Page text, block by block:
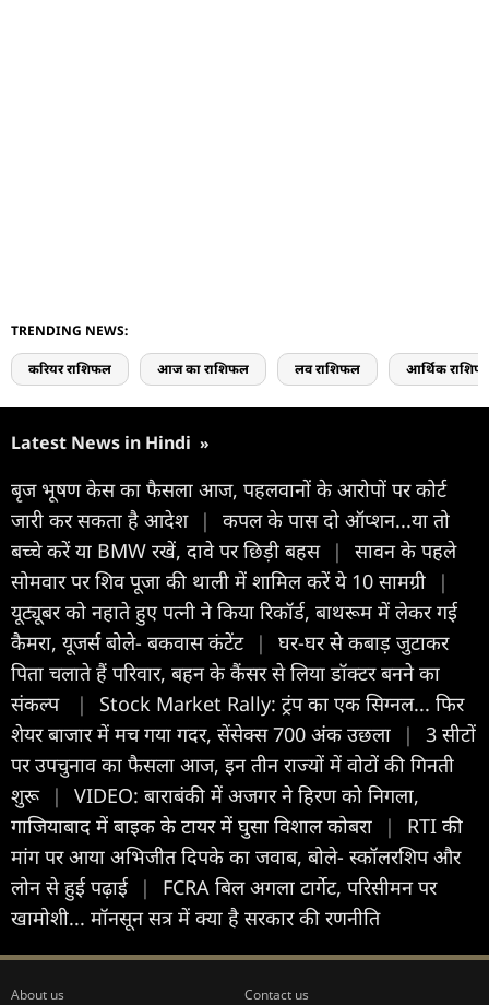
TRENDING NEWS:
करियर राशिफल आज का राशिफल लव राशिफल आर्थिक
Latest News in Hindi »
बृज भूषण केस का फैसला आज, पहलवानों के आरोपों पर कोर्ट
जारी कर सकता है आदेश |
कपल के पास दो ऑप्शन...या तो
बच्चे करें या BMW रखें, दावे पर छिड़ी बहस |
सावन के पहले
सोमवार पर शिव पूजा की थाली में शामिल करें ये 10 सामग्री
|
यूट्यूबर को नहाते हुए पत्नी ने किया रिकॉर्ड, बाथरूम में लेकर गई
कैमरा, यूजर्स बोले- बकवास कंटेंट |
घर-घर से कबाड़ जुटाकर
पिता चलाते हैं परिवार, बहन के कैंसर से लिया डॉक्टर बनने का
संकल्प
|
Stock Market Rally: ट्रंप का एक सिग्नल... फिर
शेयर बाजार में मच गया गदर, सेंसेक्स 700 अंक उछला
|
3 सीटों
पर उपचुनाव का फैसला आज, इन तीन राज्यों में वोटों की गिनती
शुरू |
VIDEO: बाराबंकी में अजगर ने हिरण को निगला,
गाजियाबाद में बाइक के टायर में घुसा विशाल कोबरा
|
RTI की
मांग पर आया अभिजीत दिपके का जवाब, बोले- स्कॉलरशिप और
लोन से हुई पढ़ाई
|
FCRA बिल अगला टार्गेट, परिसीमन पर
खामोशी... मॉनसून सत्र में क्या है सरकार की रणनीति
About us Contact us